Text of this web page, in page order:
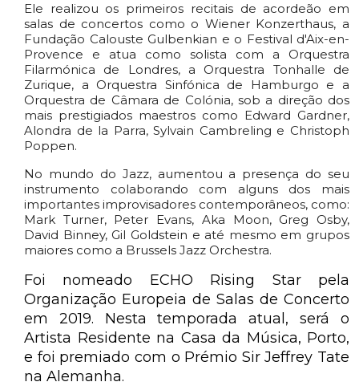
Ele realizou os primeiros recitais de acordeão em
salas de concertos como o Wiener Konzerthaus, a
Fundação Calouste Gulbenkian e o Festival d'Aix-en-
Provence e atua como solista com a Orquestra
Filarmónica de Londres, a Orquestra Tonhalle de
Zurique, a Orquestra Sinfónica de Hamburgo e a
Orquestra de Câmara de Colónia, sob a direção dos
mais prestigiados maestros como Edward Gardner,
Alondra de la Parra, Sylvain Cambreling e Christoph
Poppen.
No mundo do Jazz, aumentou a presença do seu
instrumento colaborando com alguns dos mais
importantes improvisadores contemporâneos, como:
Mark Turner, Peter Evans, Aka Moon, Greg Osby,
David Binney, Gil Goldstein e até mesmo em grupos
maiores como a Brussels Jazz Orchestra.
Foi nomeado ECHO Rising Star pela
Organização Europeia de Salas de Concerto
em 2019. Nesta temporada atual, será o
Artista Residente na Casa da Música, Porto,
e foi premiado com o Prémio Sir Jeffrey Tate
na Alemanha.